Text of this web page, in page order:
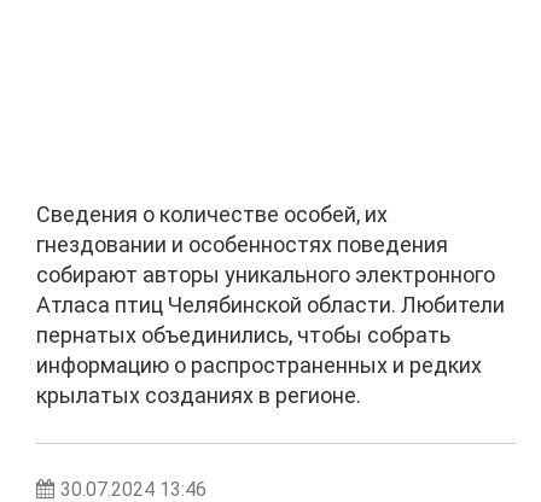
Сведения о количестве особей, их
гнездовании и особенностях поведения
собирают авторы уникального электронного
Атласа птиц Челябинской области. Любители
пернатых объединились, чтобы собрать
информацию о распространенных и редких
крылатых созданиях в регионе.
30.07.2024 13:46